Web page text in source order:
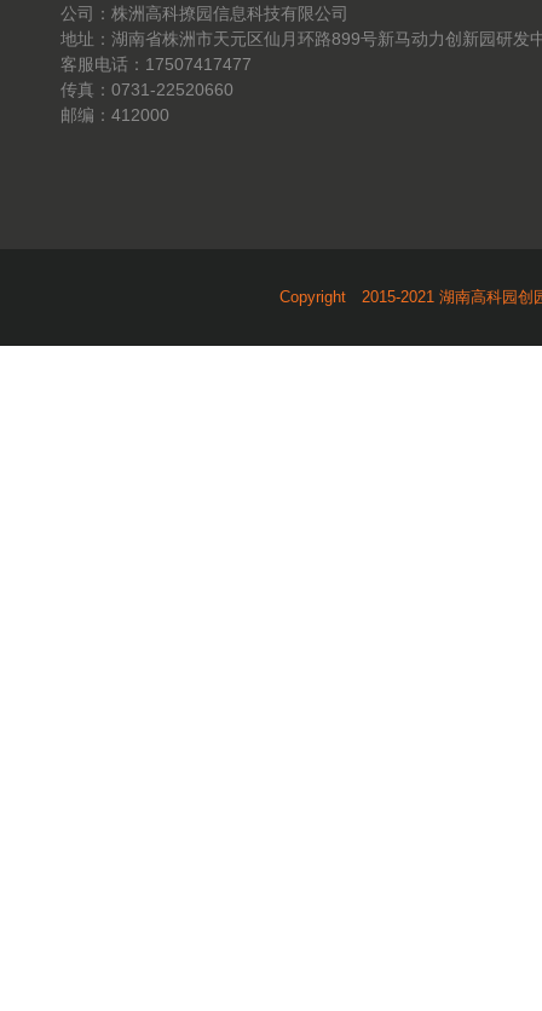
公司：株洲高科撩园信息科技有限公司
地址：湖南省株洲市天元区仙月环路899号新马动力创新园研发
客服电话：17507417477
传真：0731-22520660
邮编：412000
Copyright 2015-2021 湖南高科园创